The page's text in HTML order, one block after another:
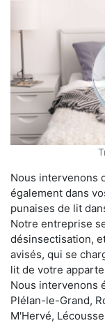
Nous intervenons
également dans
punaises de lit
Notre entreprise
désinsectisation,
avisés, qui se
lit de votre
Nous intervenons
Plélan-le-Grand,
M'Hervé,